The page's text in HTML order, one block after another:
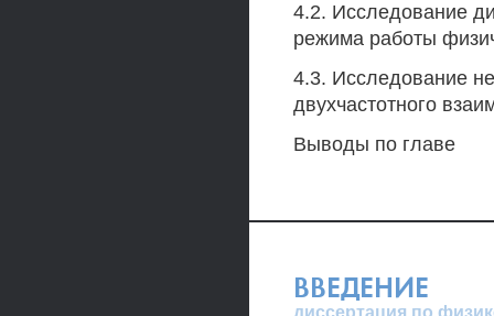
4.2. Исследование
режима работы
4.3. Исследование
двухчастотного
Выводы по главе
ВВЕДЕНИЕ
диссертация по